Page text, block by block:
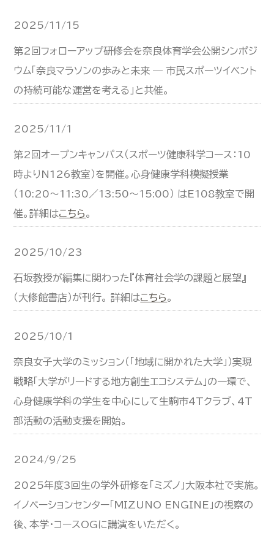
2025/11/15
第2回フォローアップ研修会を奈良体育学会公開シンポジ
ウム「奈良マラソンの歩みと未来 ― 市民スポーツイベント
の持続可能な運営を考える」と共催。
2025/11/1
第2回オープンキャンパス（スポーツ健康科学コース：10
時よりN126教室）を開催。心身健康学科模擬授業
（10:20～11:30／13:50～15:00） はE108教室で開
催。詳細はこちら。
2025/10/23
石坂教授が編集に関わった『体育社会学の課題と展望』
（大修館書店）が刊行。 詳細はこちら。
2025/10/1
奈良女子大学のミッション（「地域に開かれた大学」）実現
戦略「大学がリードする地方創生エコシステム」の一環で、
心身健康学科の学生を中心にして生駒市4Tクラブ、4T
部活動の活動支援を開始。
2024/9/25
2025年度3回生の学外研修を「ミズノ」大阪本社で実施。
イノベーションセンター「MIZUNO ENGINE」の視察の
後、本学・コースOGに講演をいただく。